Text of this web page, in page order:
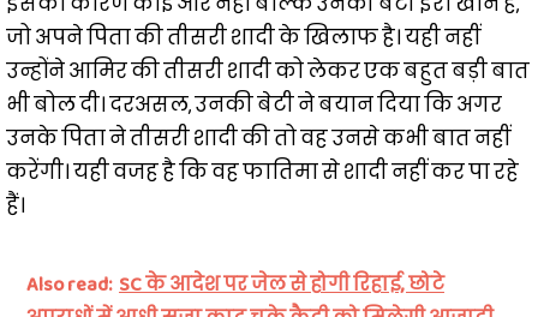
जो अपने पिता की तीसरी शादी के खिलाफ है। यही नहीं
उन्होंने आमिर की तीसरी शादी को लेकर एक बहुत बड़ी बात
भी बोल दी। दरअसल, उनकी बेटी ने बयान दिया कि अगर
उनके पिता ने तीसरी शादी की तो वह उनसे कभी बात नहीं
करेंगी। यही वजह है कि वह फातिमा से शादी नहीं कर पा रहे
हैं।
Also read: SC के आदेश पर जेल से होगी रिहाई, छोटे